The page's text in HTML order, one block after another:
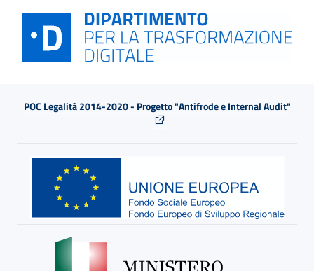
POC Legalità 2014-2020 - Progetto "Antifrode e Internal Audit"